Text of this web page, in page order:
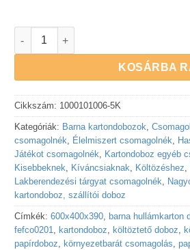
KÖLTÖZTETŐ kartondoboz erős
KOSÁRBA
Cikkszám: 1000101006-5K
Kategóriák: Barna kartondobozok,
csomagolnék, Élelmiszert csomagolnék,
Játékot csomagolnék, Kartondoboz egyéb
Kisebbeknek, Kíváncsiaknak, Költözéshez,
Lakberendezési tárgyat csomagolnék,
kartondoboz, szállítói doboz
Címkék: 600x400x390, barna hullámkarton
fefco0201, kartondoboz, költöztető doboz,
papírdoboz, környezetbarát csomagolás,